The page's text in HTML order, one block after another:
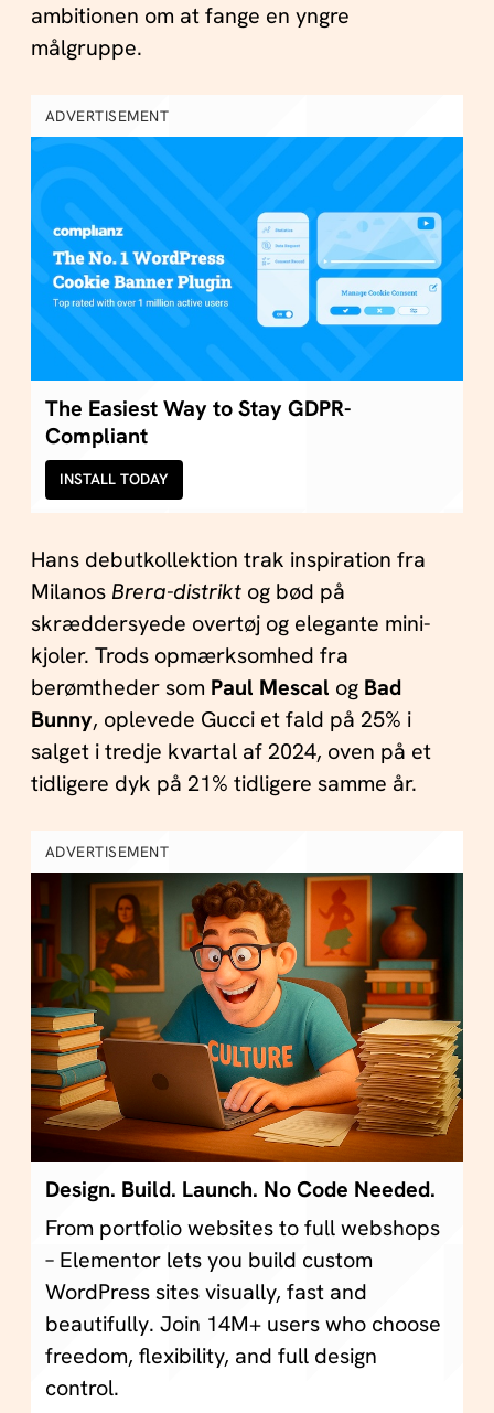
ambitionen om at fange en yngre
målgruppe.
ADVERTISEMENT
The Easiest Way to Stay GDPR-
Compliant
INSTALL TODAY
Hans debutkollektion trak inspiration fra
Milanos Brera-distriktog bød på
skræddersyede overtøj og elegante mini-
kjoler. Trods opmærksomhed fra
berømtheder som Paul Mescal og Bad
Bunny, oplevede Gucci et fald på 25% i
salget i tredje kvartal af 2024, oven på et
tidligere dyk på 21% tidligere samme år.
ADVERTISEMENT
Design. Build. Launch. No Code Needed.
From portfolio websites to full webshops
– Elementor lets you build custom
WordPress sites visually, fast and
beautifully. Join 14M+ users who choose
freedom, flexibility, and full design
control.